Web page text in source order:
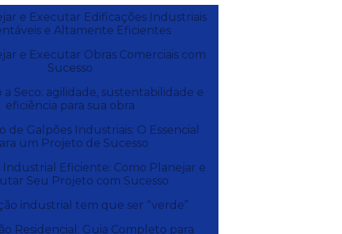
e Executar Edificações Industriais
e Altamente Eficientes
e Executar Obras Comerciais com
Sucesso
Seco: agilidade, sustentabilidade e
eficiência para sua obra
de Galpões Industriais: O Essencial
um Projeto de Sucesso
Eficiente: Como Planejar e
Seu Projeto com Sucesso
industrial tem que ser “verde”
Residencial: Guia Completo para